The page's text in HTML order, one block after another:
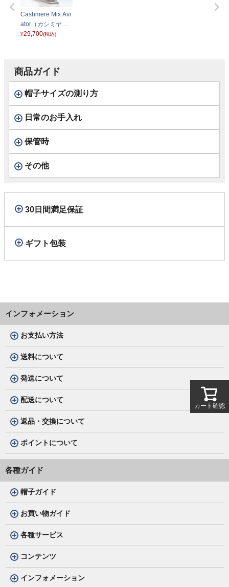
Cashmere Mix Avi
ator（カシミヤミ
ックス アビエータ
¥29,700(税込)
商品ガイド
帽子サイズの測り方
日常のお手入れ
保管時
その他
30日間満足保証
ギフト包装
インフォメーション
お支払い方法
送料について
発送について
配送について
返品・交換について
ポイントについて
各種ガイド
帽子ガイド
お買い物ガイド
各種サービス
コンテンツ
インフォメーション
カート確認